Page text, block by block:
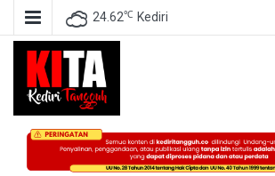
24.62℃ Kediri
Kediri
Berita Akurat Terpercaya